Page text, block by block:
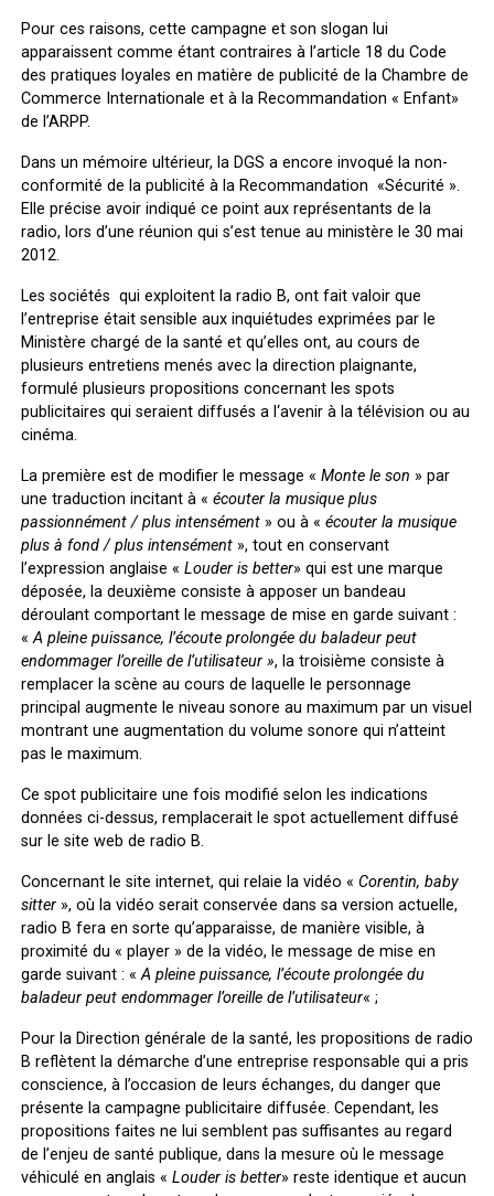
Pour ces raisons, cette campagne et son slogan lui
apparaissent comme étant contraires à l’article 18 du Code
des pratiques loyales en matière de publicité de la Chambre de
Commerce Internationale et à la Recommandation « Enfant»
de l’ARPP.
Dans un mémoire ultérieur, la DGS a encore invoqué la non-
conformité de la publicité à la Recommandation «Sécurité ».
Elle précise avoir indiqué ce point aux représentants de la
radio, lors d’une réunion qui s’est tenue au ministère le 30 mai
2012.
Les sociétés qui exploitent la radio B, ont fait valoir que
l’entreprise était sensible aux inquiétudes exprimées par le
Ministère chargé de la santé et qu’elles ont, au cours de
plusieurs entretiens menés avec la direction plaignante,
formulé plusieurs propositions concernant les spots
publicitaires qui seraient diffusés a l‘avenir à la télévision ou au
cinéma.
La première est de modifier le message « Monte le son » par
une traduction incitant à « écouter la musique plus
passionnément / plus intensément » ou à « écouter la musique
plus à fond / plus intensément», tout en conservant
l’expression anglaise « Louder is better» qui est une marque
déposée, la deuxième consiste à apposer un bandeau
déroulant comportant le message de mise en garde suivant :
«A pleine puissance, l’écoute prolongée du baladeur peut
endommager l’oreille de l‘utilisateur », la troisième consiste à
remplacer la scène au cours de laquelle le personnage
principal augmente le niveau sonore au maximum par un visuel
montrant une augmentation du volume sonore qui n’atteint
pas le maximum.
Ce spot publicitaire une fois modifié selon les indications
données ci-dessus, remplacerait le spot actuellement diffusé
sur le site web de radio B.
Concernant le site internet, qui relaie la vidéo « Corentin, baby
sitter», où la vidéo serait conservée dans sa version actuelle,
radio B fera en sorte qu’apparaisse, de manière visible, à
proximité du « player » de la vidéo, le message de mise en
garde suivant : «A pleine puissance, l’écoute prolongée du
baladeur peut endommager l’oreille de l’utilisateur« ;
Pour la Direction générale de la santé, les propositions de radio
B reflètent la démarche d’une entreprise responsable qui a pris
conscience, à l’occasion de leurs échanges, du danger que
présente la campagne publicitaire diffusée. Cependant, les
propositions faites ne lui semblent pas suffisantes au regard
de l’enjeu de santé publique, dans la mesure où le message
véhiculé en anglais « Louder is better» reste identique et aucun